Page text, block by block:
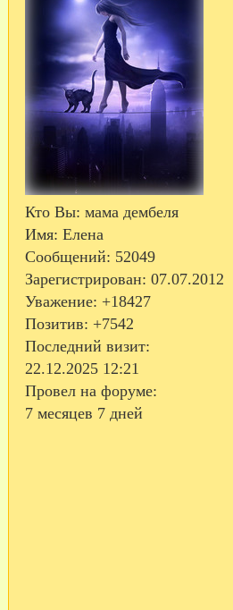
Кто Вы: мама дембеля
Имя: Елена
Сообщений: 52049
Зарегистрирован: 07.07.2012
Уважение: +18427
Позитив: +7542
Последний визит:
22.12.2025 12:21
Провел на форуме:
7 месяцев 7 дней